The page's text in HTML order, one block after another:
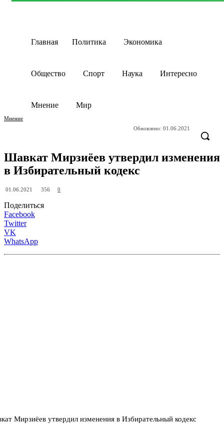
Главная Политика Экономика
Общество Спорт Наука Интересно
Мнение Мир
Мнение
Обновлено: 01.06.2021
Шавкат Мирзиёев утвердил изменения
в Избирательный кодекс
01.06.2021 356 0
Поделиться
Facebook
Twitter
VK
WhatsApp